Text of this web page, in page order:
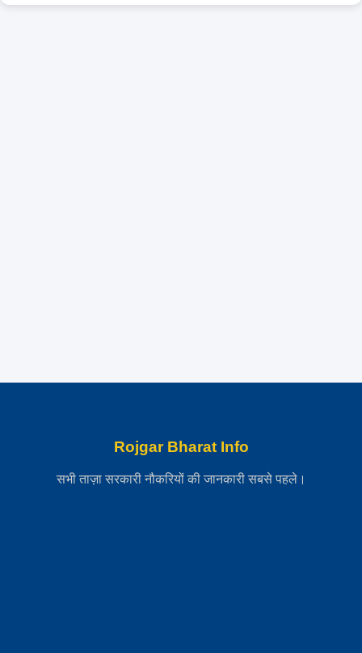
Rojgar Bharat Info
सभी ताज़ा सरकारी नौकरियों की जानकारी सबसे पहले।